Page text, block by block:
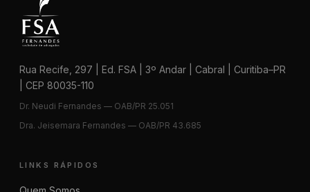
Rua Recife, 297 | Ed. FSA | 3º Andar | Cabral | Curitiba–PR
| CEP 80035-110
Dr. Neudi Fernandes — OAB/PR 25.051
Dra. Jeisemara Fernandes — OAB/PR 43.685
LINKS RÁPIDOS